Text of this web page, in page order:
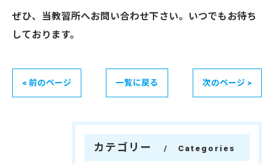
ぜひ、当教習所へお問い合わせ下さい。いつでもお待ち
しております。
< 前のページ 一覧に戻る 次のページ >
カテゴリー Categories